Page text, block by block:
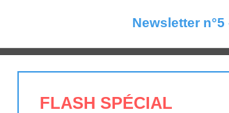
Newsletter n°5
FLASH SPÉCIAL